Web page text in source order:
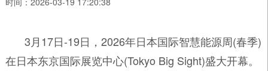
3月17日-19日，2026年日本国际智慧能源周(春季)
在日本东京国际展览中心(Tokyo Big Sight)盛大开幕。